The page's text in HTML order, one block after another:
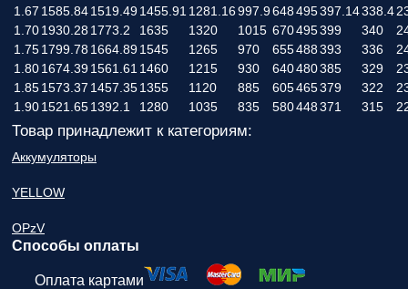
1.67 1585.841519.491455.91 1281.16997.9648495397.14338.4
1.701930.28 1773.2 1635 1320 1015 670495399 340
1.751799.78 1664.891545 1265 970 655488393 336
1.801674.391561.61 1460 1215 930 640480385 329
1.851573.37 1457.351355 1120 885 605465379 322
1.901521.651392.1 1280 1035 835 580448371 315
Товар принадлежит к категориям:
Аккумуляторы
YELLOW
OPzV
Способы оплаты
Оплата картами